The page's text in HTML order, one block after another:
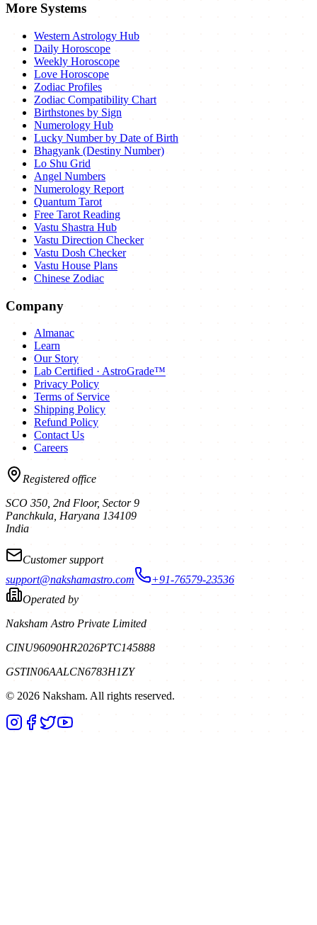
More Systems
Western Astrology Hub
Daily Horoscope
Weekly Horoscope
Love Horoscope
Zodiac Profiles
Zodiac Compatibility Chart
Birthstones by Sign
Numerology Hub
Lucky Number by Date of Birth
Bhagyank (Destiny Number)
Lo Shu Grid
Angel Numbers
Numerology Report
Quantum Tarot
Free Tarot Reading
Vastu Shastra Hub
Vastu Direction Checker
Vastu Dosh Checker
Vastu House Plans
Chinese Zodiac
Company
Almanac
Learn
Our Story
Lab Certified · AstroGrade™
Privacy Policy
Terms of Service
Shipping Policy
Refund Policy
Contact Us
Careers
Registered office
SCO 350, 2nd Floor, Sector 9
Panchkula, Haryana 134109
India
Customer support
support@nakshamastro.com
+91-76579-23536
Operated by
Naksham Astro Private Limited
CINU96090HR2026PTC145888
GSTIN06AALCN6783H1ZY
© 2026 Naksham. All rights reserved.